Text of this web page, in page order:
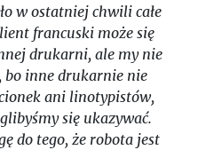
w ostatniej chwili całe
francuski może się
drukarni, ale my nie
bo inne drukarnie nie
ani linotypistów,
się ukazywać.
do tego, że robota jest